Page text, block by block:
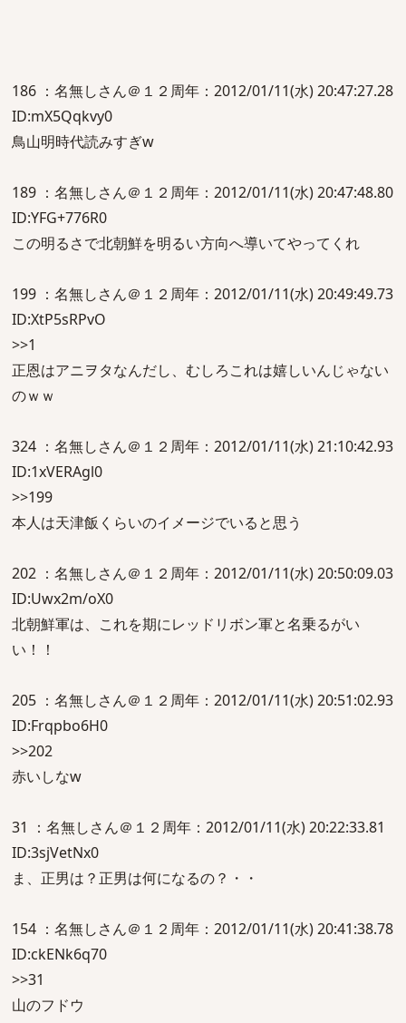
186 ：名無しさん＠１２周年：2012/01/11(水) 20:47:27.28
ID:mX5Qqkvy0
鳥山明時代読みすぎw
189 ：名無しさん＠１２周年：2012/01/11(水) 20:47:48.80
ID:YFG+776R0
この明るさで北朝鮮を明るい方向へ導いてやってくれ
199 ：名無しさん＠１２周年：2012/01/11(水) 20:49:49.73
ID:XtP5sRPvO
>>1
正恩はアニヲタなんだし、むしろこれは嬉しいんじゃない
のｗｗ
324 ：名無しさん＠１２周年：2012/01/11(水) 21:10:42.93
ID:1xVERAgl0
>>199
本人は天津飯くらいのイメージでいると思う
202 ：名無しさん＠１２周年：2012/01/11(水) 20:50:09.03
ID:Uwx2m/oX0
北朝鮮軍は、これを期にレッドリボン軍と名乗るがい
い！！
205 ：名無しさん＠１２周年：2012/01/11(水) 20:51:02.93
ID:Frqpbo6H0
>>202
赤いしなw
31 ：名無しさん＠１２周年：2012/01/11(水) 20:22:33.81
ID:3sjVetNx0
ま、正男は？正男は何になるの？・・
154 ：名無しさん＠１２周年：2012/01/11(水) 20:41:38.78
ID:ckENk6q70
>>31
山のフドウ